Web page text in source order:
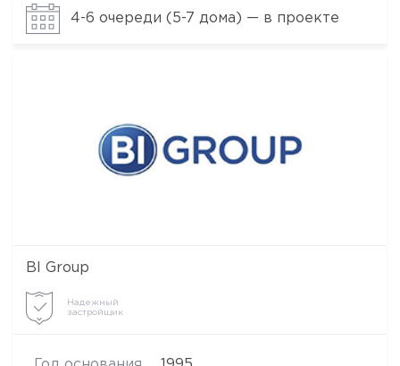
4-6 очереди (5-7 дома) — в проекте
BI Group
Надежный
застройщик